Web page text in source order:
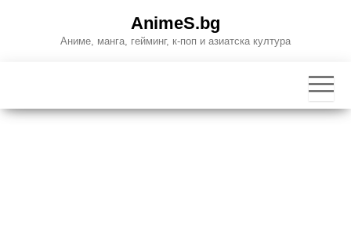
AnimeS.bg
Аниме, манга, гейминг, к-поп и азиатска култура